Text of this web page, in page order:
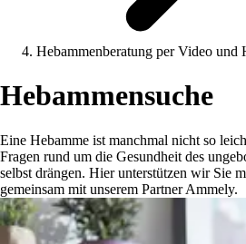
Hebammenberatung per Video und
Hebammensuche
Eine Hebamme ist manchmal nicht so
Fragen rund um die Gesundheit des
selbst drängen. Hier unterstützen wir Sie
gemeinsam mit unserem Partner Ammely.